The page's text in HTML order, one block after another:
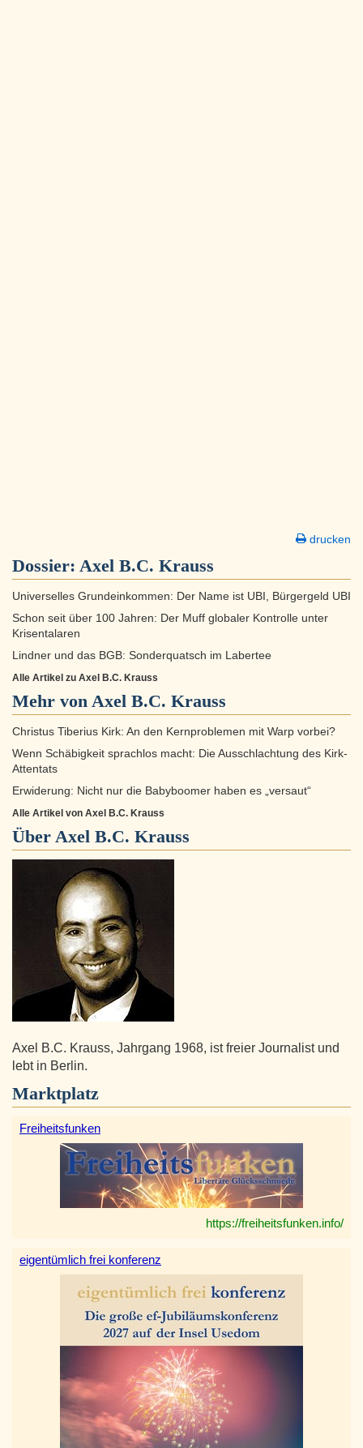
drucken
Dossier: Axel B.C. Krauss
Universelles Grundeinkommen: Der Name ist UBI, Bürgergeld UBI
Schon seit über 100 Jahren: Der Muff globaler Kontrolle unter
Krisentalaren
Lindner und das BGB: Sonderquatsch im Labertee
Alle Artikel zu Axel B.C. Krauss
Mehr von Axel B.C. Krauss
Christus Tiberius Kirk: An den Kernproblemen mit Warp vorbei?
Wenn Schäbigkeit sprachlos macht: Die Ausschlachtung des Kirk-
Attentats
Erwiderung: Nicht nur die Babyboomer haben es „versaut“
Alle Artikel von Axel B.C. Krauss
Über Axel B.C. Krauss
Axel B.C. Krauss, Jahrgang 1968, ist freier Journalist und
lebt in Berlin.
Marktplatz
Freiheitsfunken
https://freiheitsfunken.info/
eigentümlich frei konferenz